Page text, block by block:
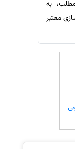
به
معتبر